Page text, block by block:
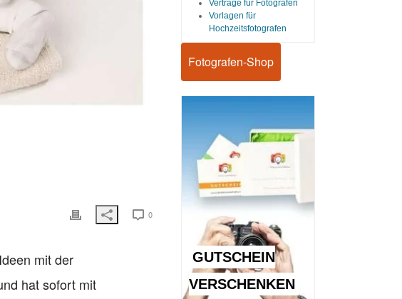
0
mit der
hat sofort mit
Verträge für Fotografen
Vorlagen für
Hochzeitsfotografen
Fotografen-Shop
GUTSCHEIN
VERSCHENKEN